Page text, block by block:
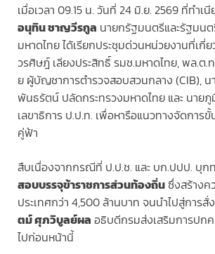
เมื่อเวลา 09.15 น. วันที่ 24 มิ.ย. 2569 ที่ทำเ
อนุทิน ชาญวีรกูล นายกรัฐมนตรีและรัฐมนต
มหาดไทย ได้เรียกประชุมด่วนหน่วยงานที่เกี่
วรศิษฎ์ เลียงประสิทธิ์ รมช.มหาดไทย, พล.ต
ย ผู้บัญชาการตำรวจสอบสวนกลาง (CIB),
พันธรัตน์ ปลัดกระทรวงมหาดไทย และ นาย
เลขาธิการ ป.ป.ท. เพื่อหารือแนวทางจัดการ
คู่ฟ้า
สืบเนื่องจากกรณีที่ ป.ป.ช. และ บก.ปปป. บุ
สอบบรรจุข้าราชการส่วนท้องถิ่นซึ่งสร้างค
ประเทศกว่า 4,500 ล้านบาท จนนำไปสู่การสั่
ตม์ ศุภวิบูลย์ผล อธิบดีกรมส่งเสริมการปก
ไปก่อนหน้านี้